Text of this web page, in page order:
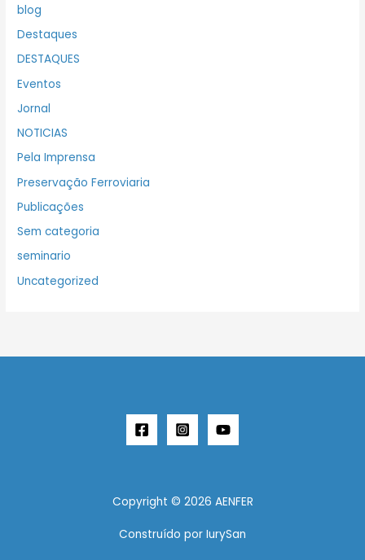
blog
Destaques
DESTAQUES
Eventos
Jornal
NOTICIAS
Pela Imprensa
Preservação Ferroviaria
Publicações
Sem categoria
seminario
Uncategorized
Copyright © 2026 AENFER
Construído por IurySan